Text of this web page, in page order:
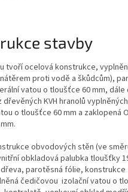
stavby
tvoří ocelová konstrukce,
proti vodě a škůdcům),
vatou o tloušťce 60 mm, dále
KVH hranolů
o tloušťce 60 mm a zaklopená
obvodových stěn (ve
obkladová palubka tloušťky
parotěsná fólie, konstrukce
čedičovou izolační vatou o